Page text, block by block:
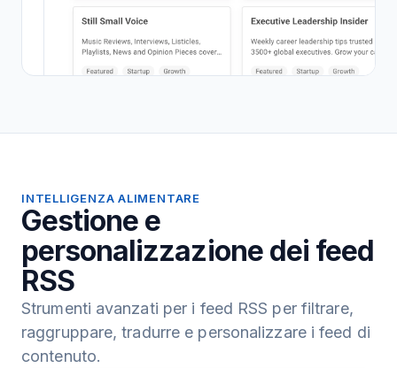
INTELLIGENZA ALIMENTARE
Gestione e
personalizzazione dei feed
RSS
Strumenti avanzati per i feed RSS per filtrare,
raggruppare, tradurre e personalizzare i feed di
contenuto.